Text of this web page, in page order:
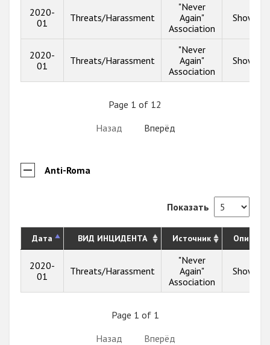
2020-
01
Threats/Harassment
"Never
Again"
Association
Show
2020-
01
Threats/Harassment
"Never
Again"
Association
Show
Page 1 of 12
Назад
Вперёд
Anti-Roma
Показать
Дата ВИД ИНЦИДЕНТА Источник
2020-
01
Threats/Harassment
"Never
Again"
Association
Show
Page 1 of 1
Назад
Вперёд